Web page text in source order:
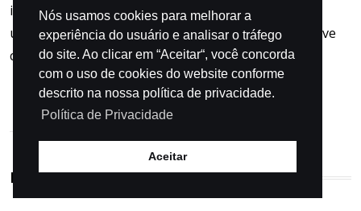
it to make specimen book not only five When an
unknown printer took a galley and scrambled it to five
centurie.
POPULAR CATEGORIES
Nós usamos cookies para melhorar a
experiência do usuário e analisar o tráfego
do site. Ao clicar em “Aceitar“, você concorda
com o uso de cookies do website conforme
descrito na nossa política de privacidade.
Política de Privacidade
Aceitar